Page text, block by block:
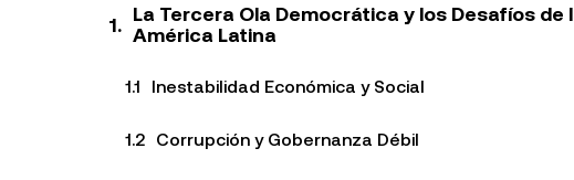
La Tercera Ola Democrática y los Desafíos de
América Latina
Inestabilidad Económica y Social
Corrupción y Gobernanza Débil